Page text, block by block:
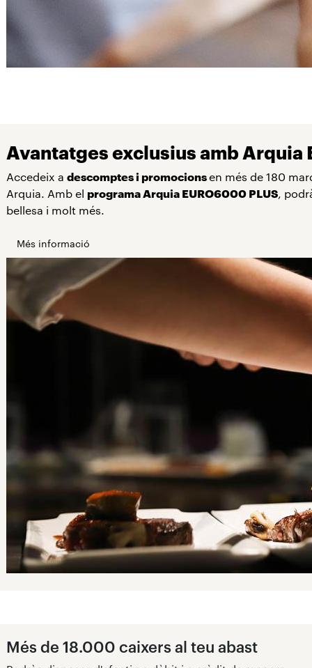
Avantatges exclusius amb Arquia
Accedeix a descomptes i promocionsen més de 180
Arquia. Amb el programa Arquia EURO6000 PLUS,
bellesa i molt més.
Més informació
Més de 18.000 caixers al teu abast